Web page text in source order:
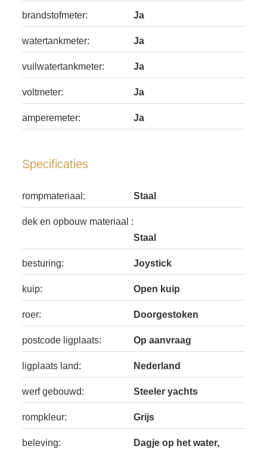
brandstofmeter: Ja
watertankmeter: Ja
vuilwatertankmeter: Ja
voltmeter: Ja
amperemeter: Ja
Specificaties
rompmateriaal: Staal
dek en opbouw materiaal :
Staal
besturing: Joystick
kuip: Open kuip
roer: Doorgestoken
postcode ligplaats: Op aanvraag
ligplaats land: Nederland
werf gebouwd: Steeler yachts
rompkleur: Grijs
beleving:
Dagje op het water,